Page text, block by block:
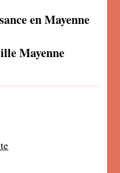
en Mayenne
Mayenne